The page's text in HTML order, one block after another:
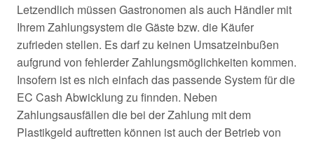
Letzendlich müssen Gastronomen als auch Händler mit
Ihrem Zahlungsystem die Gäste bzw. die Käufer
zufrieden stellen. Es darf zu keinen Umsatzeinbußen
aufgrund von fehlerder Zahlungsmöglichkeiten kommen.
Insofern ist es nich einfach das passende System für die
EC Cash Abwicklung zu finnden. Neben
Zahlungsausfällen die bei der Zahlung mit dem
Plastikgeld auftretten können ist auch der Betrieb von